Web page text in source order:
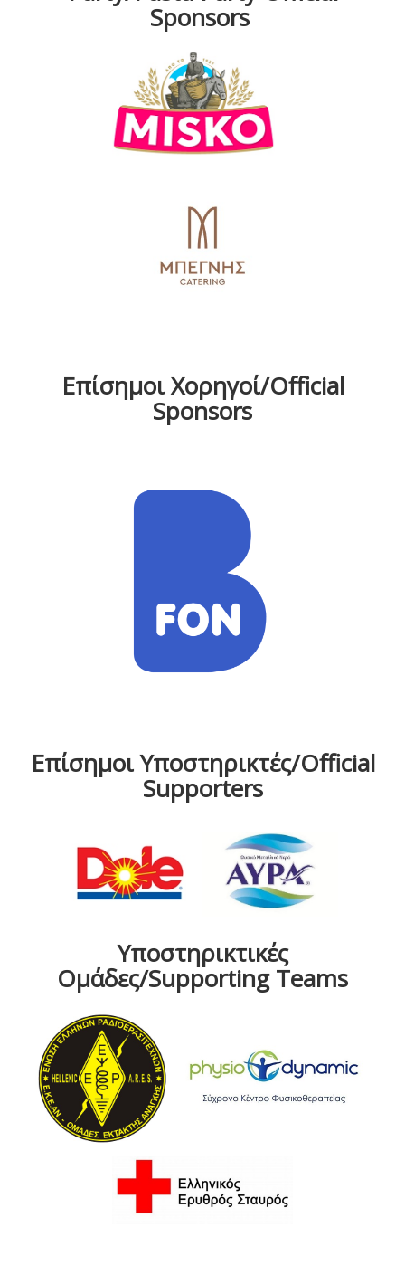
Sponsors
Επίσημοι Χορηγοί/Official
Sponsors
Επίσημοι Υποστηρικτές/Official
Supporters
Υποστηρικτικές
Ομάδες/Supporting Teams